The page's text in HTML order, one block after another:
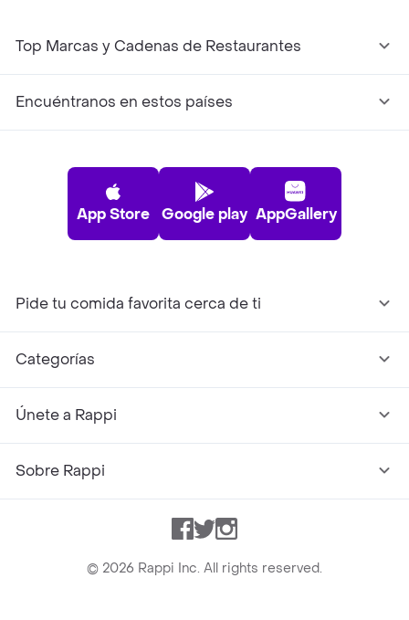
Top Marcas y Cadenas de Restaurantes
Encuéntranos en estos países
App Store Google play AppGallery
Pide tu comida favorita cerca de ti
Categorías
Únete a Rappi
Sobre Rappi
Facebook
TwitterInstagram
© 2026 Rappi Inc. All rights reserved.